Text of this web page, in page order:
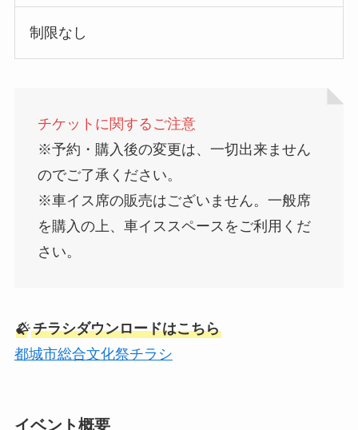
制限なし
チケットに関するご注意
※予約・購入後の変更は、一切出来ません
のでご了承ください。
※車イス席の販売はございません。一般席
を購入の上、車イススペースをご利用くだ
さい。
? チラシダウンロードはこちら
都城市総合文化祭チラシ
イベント概要